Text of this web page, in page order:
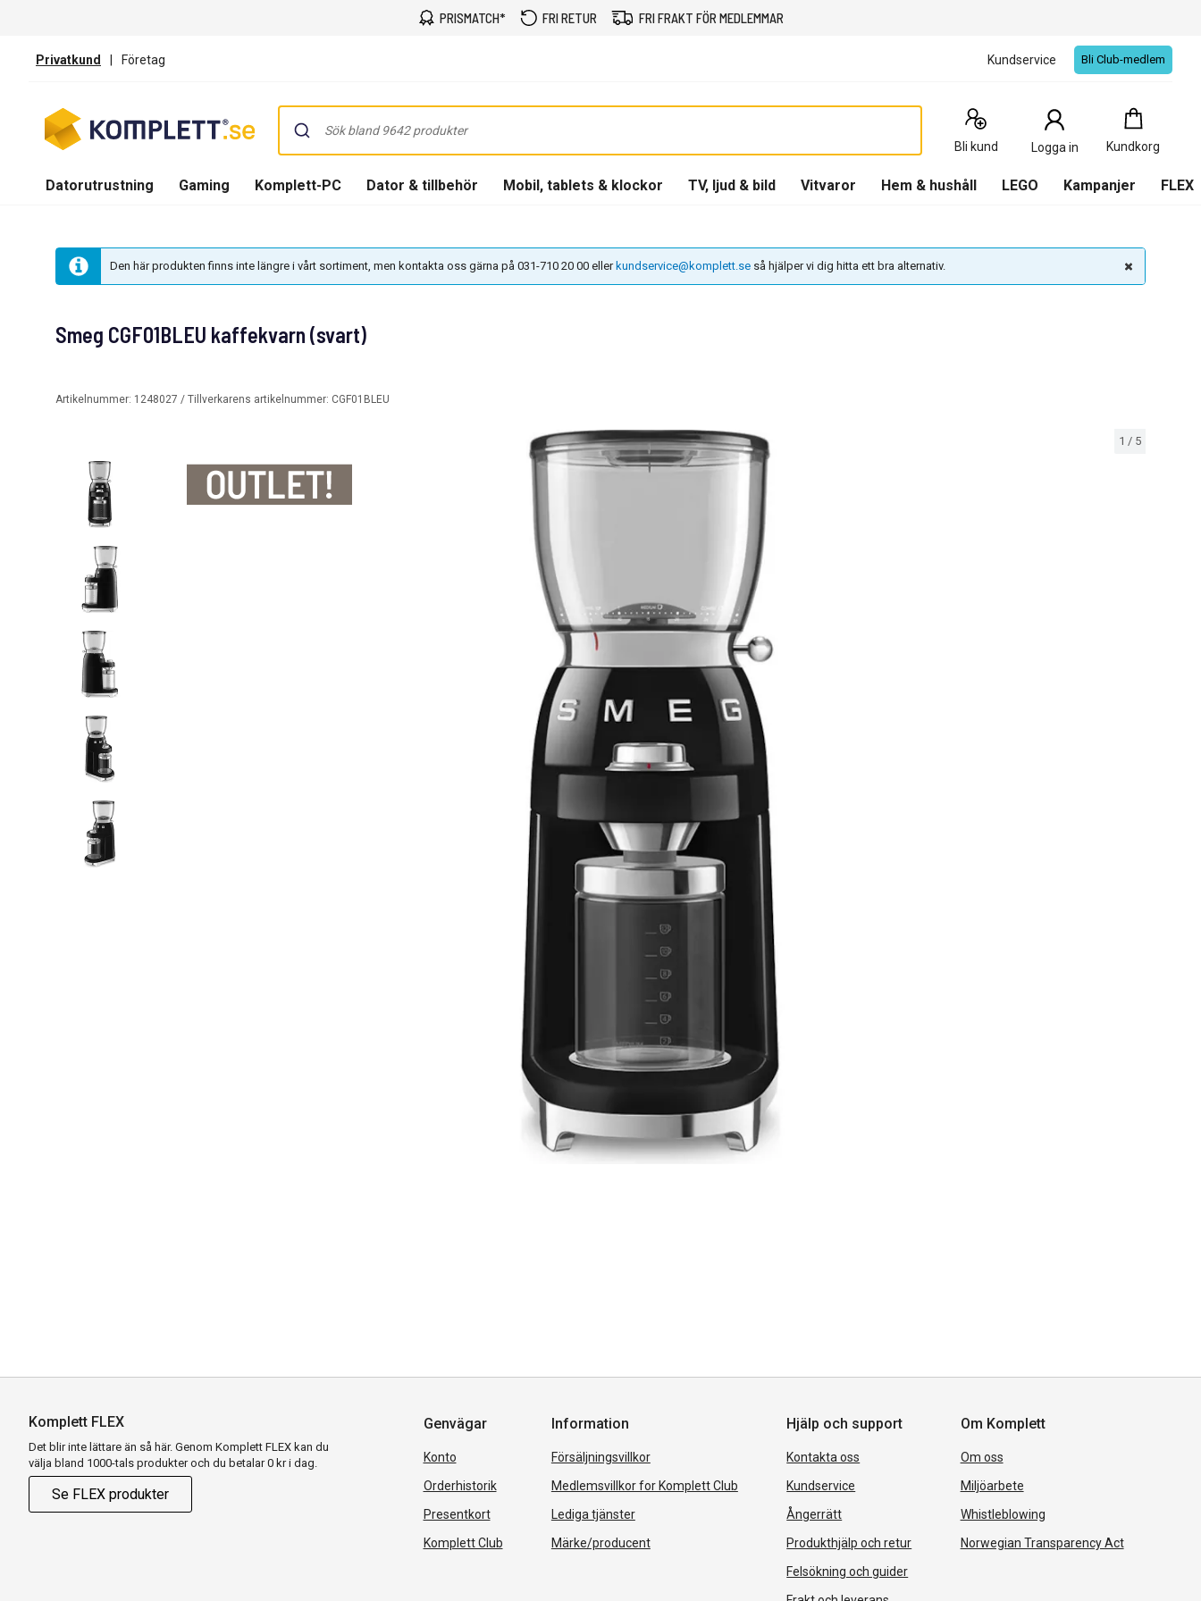
PRISMATCH* FRI RETUR FRI FRAKT FÖR MEDLEMMAR
Privatkund | Företag Kundservice Bli Club-medlem
Bli kund Logga in Kundkorg
Kundkorg
0
Produkter
Datorutrustning Gaming Komplett-PC Dator & tillbehör Mobil, tablets & klockor TV, ljud & bild Vitvaror Hem & hushåll LEGO Kampanjer FLEX
Den här produkten finns inte längre i vårt sortiment, men kontakta oss gärna på 031-710 20 00 eller kundservice@komplett.se så hjälper vi dig hitta ett bra alternativ.
1 / 5
Smeg CGF01BLEU kaffekvarn (svart)
Artikelnummer: 1248027 / Tillverkarens artikelnummer: CGF01BLEU
Komplett FLEX
Det blir inte lättare än så här. Genom Komplett FLEX kan du
välja bland 1000-tals produkter och du betalar 0 kr i dag.
Se FLEX produkter
Genvägar
Konto
Orderhistorik
Presentkort
Komplett Club
Information
Försäljningsvillkor
Medlemsvillkor for Komplett Club
Lediga tjänster
Märke/producent
Hjälp och support
Kontakta oss
Kundservice
Ångerrätt
Produkthjälp och retur
Felsökning och guider
Om Komplett
Om oss
Miljöarbete
Whistleblowing
Norwegian Transparency Act